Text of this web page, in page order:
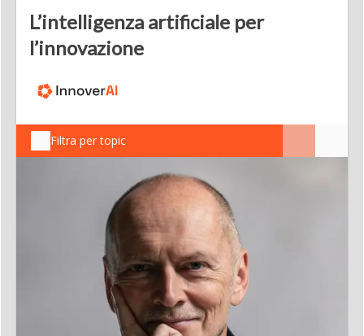
L’intelligenza artificiale per
l’innovazione
Filtra per topic